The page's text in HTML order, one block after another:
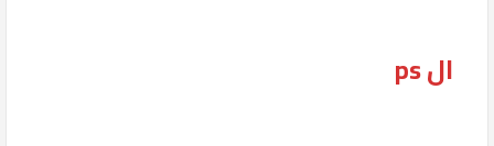
ال ps